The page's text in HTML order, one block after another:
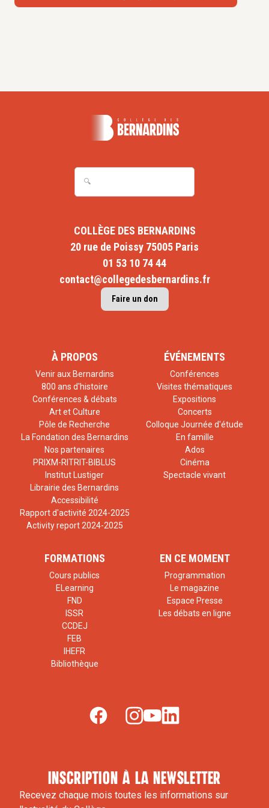
COLLÈGE DES BERNARDINS
20 rue de Poissy 75005 Paris
01 53 10 74 44
contact@collegedesbernardins.fr
Faire un don
À PROPOS
Venir aux Bernardins
800 ans d'histoire
Conférences & débats
Art et Culture
Pôle de Recherche
La Fondation des Bernardins
Nos partenaires
PRIXM-RITRIT-BIBLUS
Institut Lustiger
Librairie des Bernardins
Accessibilité
Rapport d'activité 2024-2025
Activity report 2024-2025
ÉVÉNEMENTS
Conférences
Visites thématiques
Expositions
Concerts
Colloque Journée d'étude
En famille
Ados
Cinéma
Spectacle vivant
FORMATIONS
Cours publics
ELearning
FND
ISSR
CCDEJ
FEB
IHEFR
Bibliothèque
EN CE MOMENT
Programmation
Le magazine
Espace Presse
Les débats en ligne
inscription à la newsletter
Recevez chaque mois toutes les informations sur